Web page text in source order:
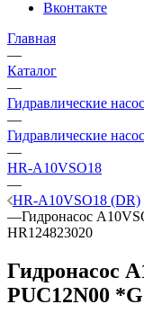
Вконтакте
Главная
—
Каталог
—
Гидравлические
—
Гидравлические
—
HR-A10VSO18
—
HR-A10VSO18 (DR)
—Гидронасос
HR124823020
Гидронасос
PUC12N00